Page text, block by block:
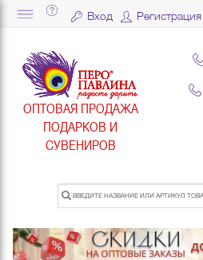
Вход Регистрация
ОПТОВАЯ ПРОДАЖА
ПОДАРКОВ И
СУВЕНИРОВ